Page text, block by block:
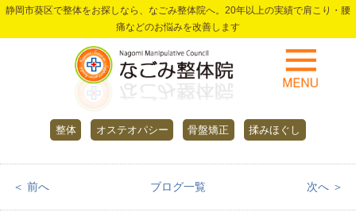
静岡市葵区で整体をお探しなら、なごみ整体院へ。20年以上の実績で肩こり・腰
痛などのお悩みを改善します
整体 オステオパシー 骨盤矯正 揉みほぐし
＜ 前へ ブログ一覧 次へ ＞